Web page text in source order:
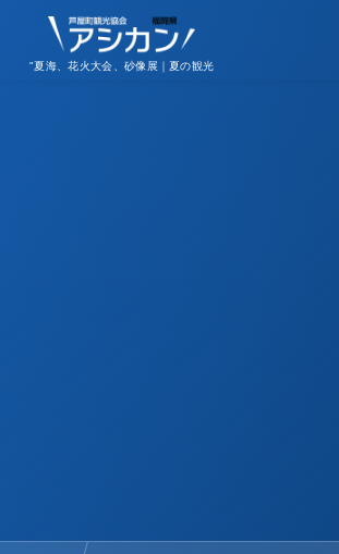
"夏海、花火大会、砂像展｜夏の観光